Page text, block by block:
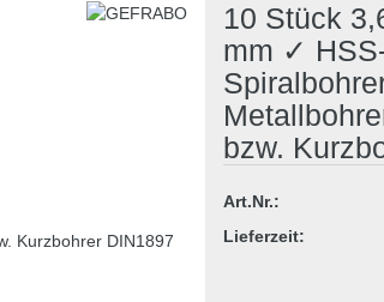
Konto erstellen
Passwort
10 Stück
mm ✓
bzw.
Art.Nr.:
Lieferzeit: